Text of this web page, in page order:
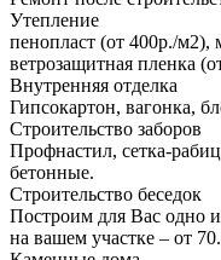
Утепление
пенопласт (от 400р./м2),
ветрозащитная пленка
Внутренняя отделка
Гипсокартон, вагонка,
Строительство заборов
Профнастил, сетка-
бетонные.
Строительство беседок
Построим для Вас одно
на вашем участке – от